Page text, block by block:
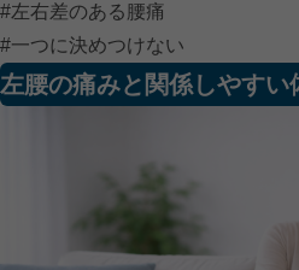
#左右差のある腰痛
#一つに決めつけない
左腰の痛みと関係しやすい